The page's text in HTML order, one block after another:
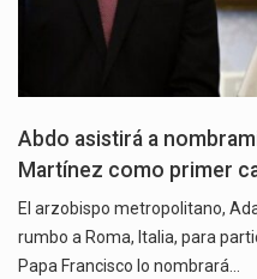
Abdo asistirá a
Martínez como primer
El arzobispo metropolitano,
rumbo a Roma, Italia, para
Papa Francisco lo nombrará…